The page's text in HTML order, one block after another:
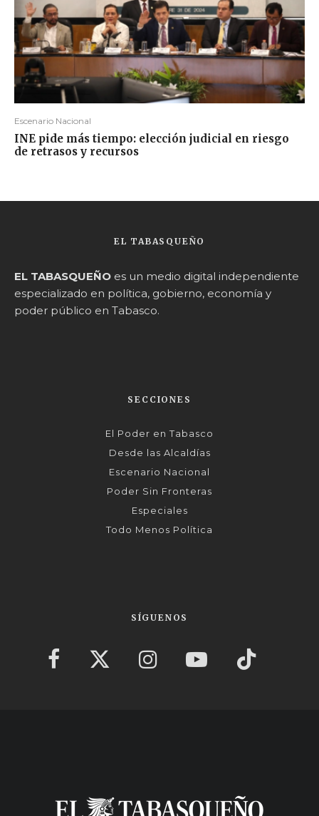
Escenario Nacional
INE pide más tiempo: elección judicial en riesgo
de retrasos y recursos
EL TABASQUEÑO
EL TABASQUEÑO es un medio digital independiente
especializado en política, gobierno, economía y
poder público en Tabasco.
SECCIONES
El Poder en Tabasco
Desde las Alcaldías
Escenario Nacional
Poder Sin Fronteras
Especiales
Todo Menos Política
SÍGUENOS